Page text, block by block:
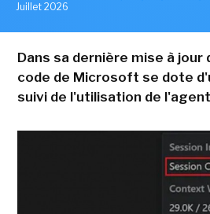
Juillet 2026
Dans sa dernière mise à jour
code de Microsoft se dote
suivi de l'utilisation de